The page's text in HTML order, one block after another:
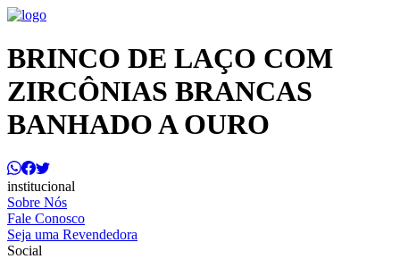
BRINCO DE LAÇO COM
ZIRCÔNIAS BRANCAS
BANHADO A OURO
institucional
Sobre Nós
Fale Conosco
Seja uma Revendedora
Social